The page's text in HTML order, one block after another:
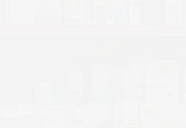
nóng và ẩm ướt.
đề đặc biệt về sức khỏe
khi dùng.
này không phải là